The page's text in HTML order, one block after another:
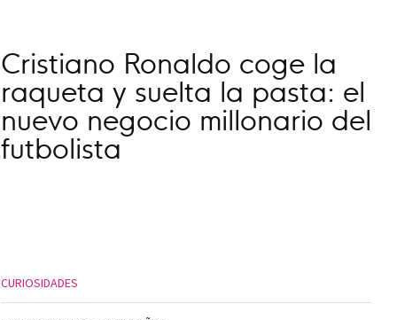
Cristiano Ronaldo coge la
raqueta y suelta la pasta: el
nuevo negocio millonario del
futbolista
CURIOSIDADES